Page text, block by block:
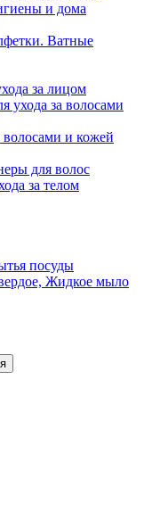
и дома
Ватные
за лицом
ухода за волосами
волосами и кожей
для волос
за телом
посуды
Жидкое мыло